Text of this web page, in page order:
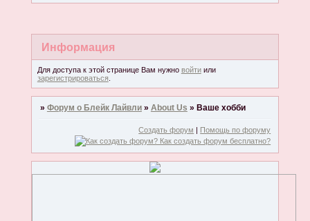
Информация
Для доступа к этой странице Вам нужно войтиили
зарегистрироваться.
» Форум о Блейк Лайвли » About Us » Ваше хобби
Создать форум | Помощь по форуму